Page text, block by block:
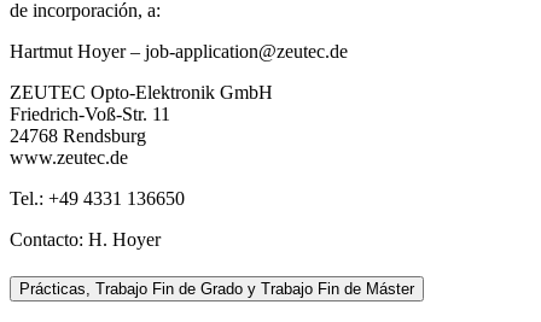
de incorporación, a:
Hartmut Hoyer – job-application@zeutec.de
ZEUTEC Opto-Elektronik GmbH
Friedrich-Voß-Str. 11
24768 Rendsburg
www.zeutec.de
Tel.: +49 4331 136650
Contacto: H. Hoyer
Prácticas, Trabajo Fin de Grado y Trabajo Fin de Máster